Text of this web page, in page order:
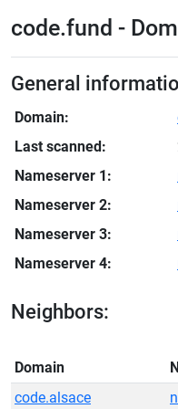
code.fund -
General
Domain:
Last scanned:
Nameserver 1:
Nameserver 2:
Nameserver 3:
Nameserver 4:
Neighbors:
Domain
code.alsace